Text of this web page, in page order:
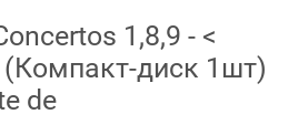
1,8,9 - <
(Компакт-диск 1шт)
de